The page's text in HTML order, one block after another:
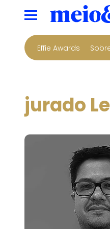
Effie Awards
jurado